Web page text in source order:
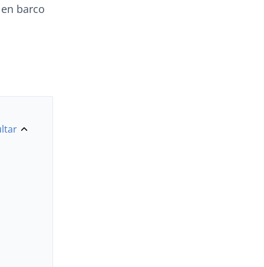
barco